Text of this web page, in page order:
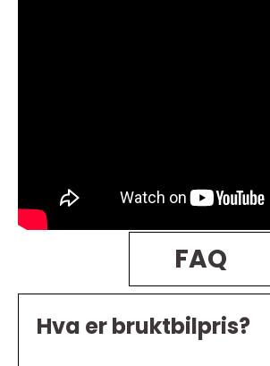
FAQ
Hva er bruktbilpris?